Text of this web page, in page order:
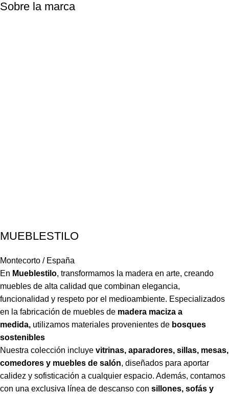
Sobre la marca
MUEBLESTILO
Montecorto / España
En Mueblestilo, transformamos la madera en arte, creando
muebles de alta calidad que combinan elegancia,
funcionalidad y respeto por el medioambiente. Especializados
en la fabricación de muebles de madera maciza a
medida, utilizamos materiales provenientes de bosques
sostenibles
Nuestra colección incluye vitrinas, aparadores, sillas, mesas,
comedores y muebles de salón, diseñados para aportar
calidez y sofisticación a cualquier espacio. Además, contamos
con una exclusiva línea de descanso con sillones, sofás y